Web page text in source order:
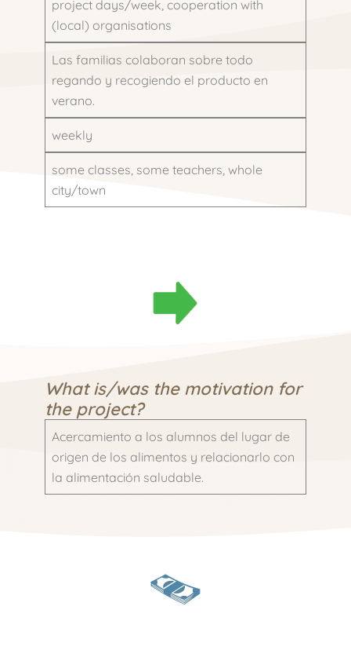
project days/week, cooperation with
(local) organisations
Las familias colaboran sobre todo
regando y recogiendo el producto en
verano.
weekly
some classes, some teachers, whole
city/town
What is/was the motivation for
the project?
Acercamiento a los alumnos del lugar de
origen de los alimentos y relacionarlo con
la alimentación saludable.